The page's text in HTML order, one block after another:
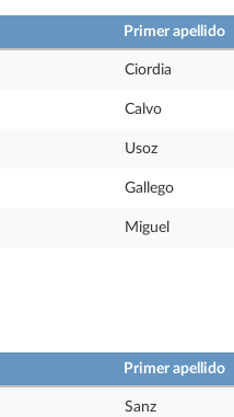
Primer apellido
Ciordia
Calvo
Usoz
Gallego
Miguel
Primer apellido
Sanz